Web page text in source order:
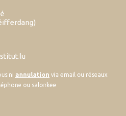
ni annulation via email ou réseaux
ou salonkee